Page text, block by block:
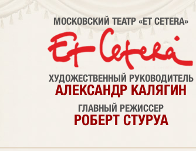
МОСКОВСКИЙ ТЕАТР «ET CETERA»
ХУДОЖЕСТВЕННЫЙ РУКОВОДИТЕЛЬ
АЛЕКСАНДР КАЛЯГИН
ГЛАВНЫЙ РЕЖИССЕР
РОБЕРТ СТУРУА